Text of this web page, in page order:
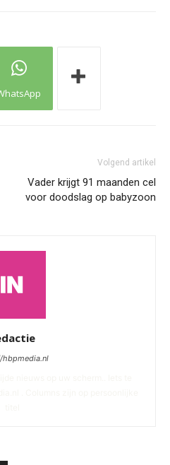
Volgend artikel
Vader krijgt 91 maanden cel
voor doodslag op babyzoon